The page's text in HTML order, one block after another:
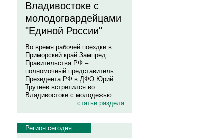
Владивостоке с
молодогвардейцами
"Единой России"
Во время рабочей поездки в
Приморский край Зампред
Правительства РФ –
полномочный представитель
Президента РФ в ДФО Юрий
Трутнев встретился во
Владивостоке с молодежью.
статьи раздела
Регион сегодня